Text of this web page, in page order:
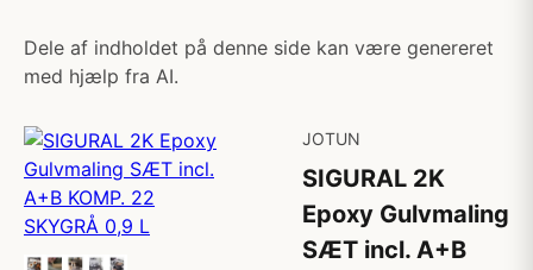
Dele af indholdet på denne side kan være genereret
med hjælp fra AI.
JOTUN
SIGURAL 2K
Epoxy Gulvmaling
SÆT incl. A+B